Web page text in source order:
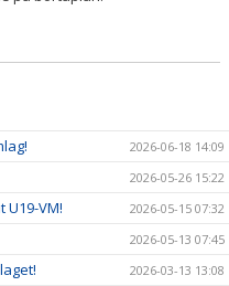
2026-06-18 14:09
2026-05-26 15:22
VM! 2026-05-15 07:32
2026-05-13 07:45
2026-03-13 13:08